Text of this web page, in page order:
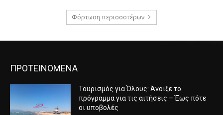
Φόρτωση περισσοτέρων
ΠΡΟΤΕΙΝΟΜΕΝΑ
Τουρισμός για Όλους: Άνοιξε το
πρόγραμμα για τις αιτήσεις – Έως πότε
οι υποβολές